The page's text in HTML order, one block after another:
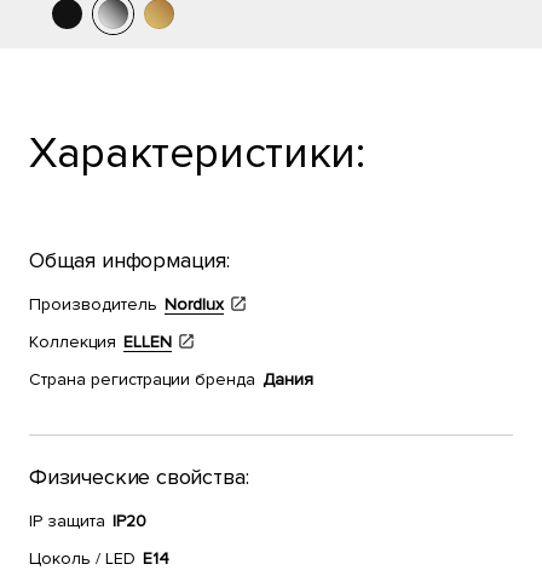
Характеристики:
Общая информация:
Производитель Nordlux
Коллекция ELLEN
Страна регистрации бренда Дания
Физические свойства:
IP защита IP20
Цоколь / LED E14